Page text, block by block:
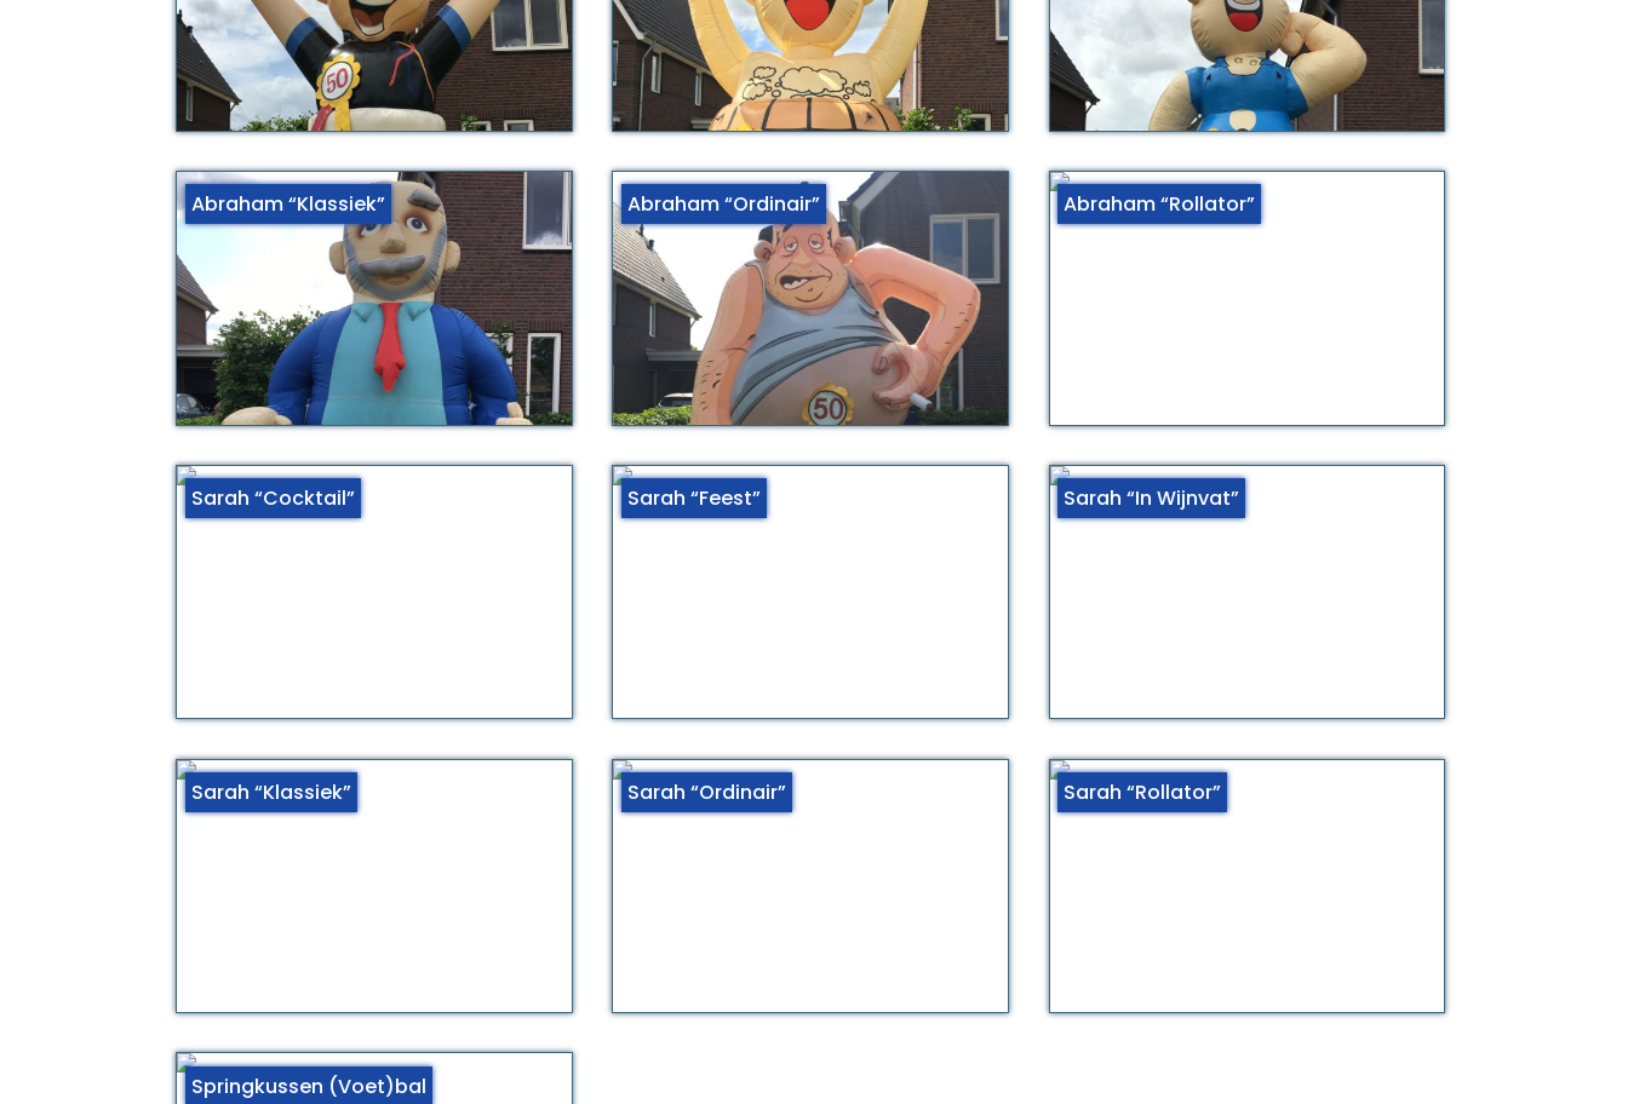
Abraham “Klassiek” Abraham “Ordinair” Abraham “Rollator”
Sarah “Cocktail” Sarah “Feest” Sarah “In Wijnvat”
Sarah “Klassiek” Sarah “Ordinair” Sarah “Rollator”
Springkussen (Voet)bal